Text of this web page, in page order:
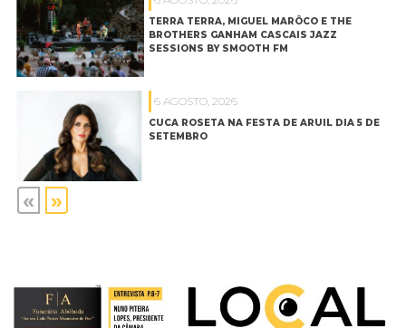
TERRA TERRA, MIGUEL MARÔCO E THE
BROTHERS GANHAM CASCAIS JAZZ
SESSIONS BY SMOOTH FM
6 AGOSTO, 2026
CUCA ROSETA NA FESTA DE ARUIL DIA 5 DE
SETEMBRO
« »